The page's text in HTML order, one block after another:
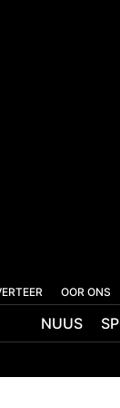
OOR ONS
NUUS